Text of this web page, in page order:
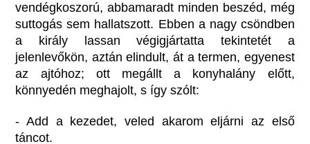
vendégkoszorú, abbamaradt minden beszéd, még
suttogás sem hallatszott. Ebben a nagy csöndben
a király lassan végigjártatta tekintetét a
jelenlevőkön, aztán elindult, át a termen, egyenest
az ajtóhoz; ott megállt a konyhalány előtt,
könnyedén meghajolt, s így szólt:
- Add a kezedet, veled akarom eljárni az első
táncot.